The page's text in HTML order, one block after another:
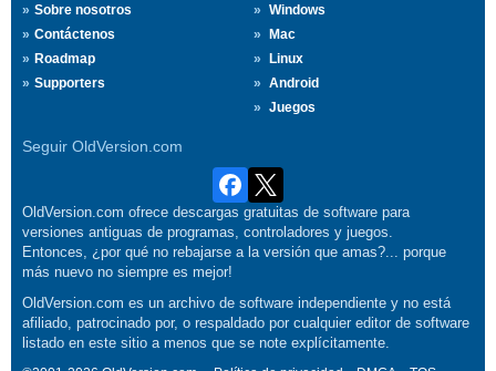
Sobre nosotros
Contáctenos
Roadmap
Supporters
Windows
Mac
Linux
Android
Juegos
Seguir OldVersion.com
OldVersion.com ofrece descargas gratuitas de software para
versiones antiguas de programas, controladores y juegos.
Entonces, ¿por qué no rebajarse a la versión que amas?... porque
más nuevo no siempre es mejor!
OldVersion.com es un archivo de software independiente y no está
afiliado, patrocinado por, o respaldado por cualquier editor de software
listado en este sitio a menos que se note explícitamente.